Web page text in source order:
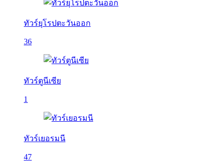
ทัวร์ยุโรปตะวันออก
36
ทัวร์ตูนีเซีย
1
ทัวร์เยอรมนี
47